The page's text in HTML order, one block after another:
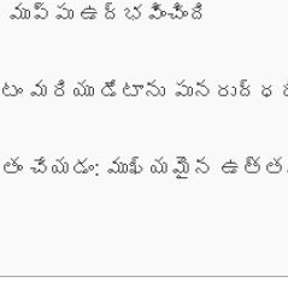
ఉద్భవించింది
డేటాను
చేయడం: ముఖ్యమైన